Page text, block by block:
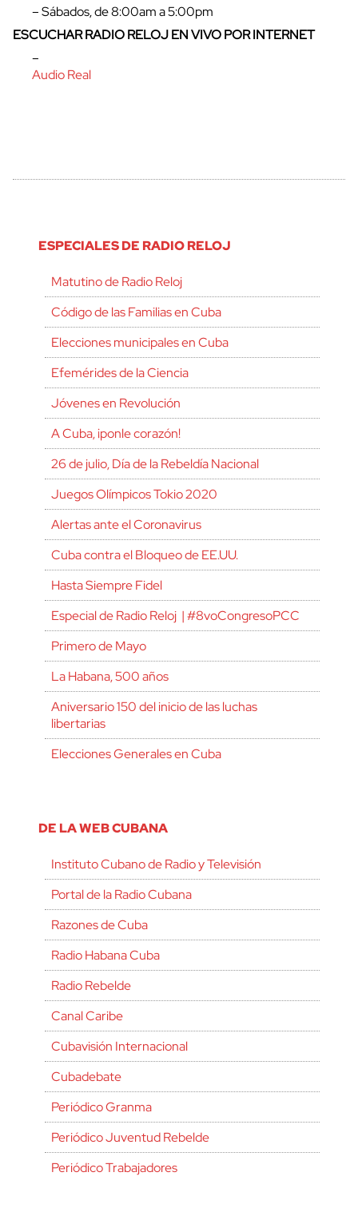
cerrar
– Sábados, de 8:00am a 5:00pm
ESCUCHAR RADIO RELOJ EN VIVO POR INTERNET
–
Audio Real
ESPECIALES DE RADIO RELOJ
Matutino de Radio Reloj
Código de las Familias en Cuba
Elecciones municipales en Cuba
Efemérides de la Ciencia
Jóvenes en Revolución
A Cuba, ¡ponle corazón!
26 de julio, Día de la Rebeldía Nacional
Juegos Olímpicos Tokio 2020
Alertas ante el Coronavirus
Cuba contra el Bloqueo de EE.UU.
Hasta Siempre Fidel
Especial de Radio Reloj | #8voCongresoPCC
Primero de Mayo
La Habana, 500 años
Aniversario 150 del inicio de las luchas
libertarias
Elecciones Generales en Cuba
DE LA WEB CUBANA
Instituto Cubano de Radio y Televisión
Portal de la Radio Cubana
Razones de Cuba
Radio Habana Cuba
Radio Rebelde
Canal Caribe
Cubavisión Internacional
Cubadebate
Periódico Granma
Periódico Juventud Rebelde
Periódico Trabajadores